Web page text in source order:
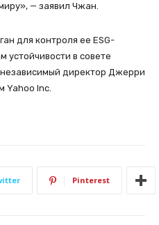
— заявил Чжан.
для контроля ее ESG-
устойчивости в совете
директор Джерри
Yahoo Inc.
Pinterest